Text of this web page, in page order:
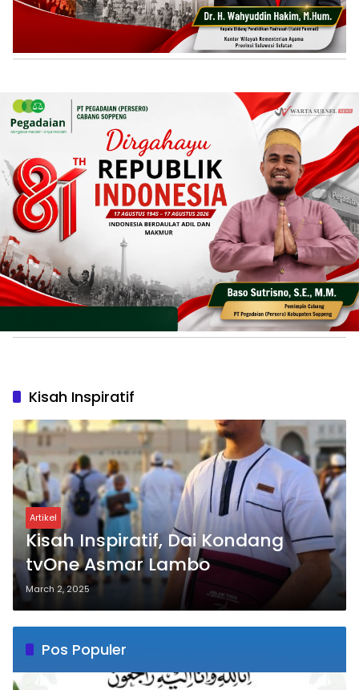
Kisah Inspiratif
Artikel
Kisah Inspiratif, Dai Kondang
tvOne Asmar Lambo
March 2, 2025
Pos Populer